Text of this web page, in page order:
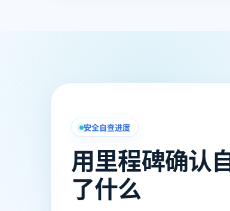
安全自查进度
用里程碑确认
了什么